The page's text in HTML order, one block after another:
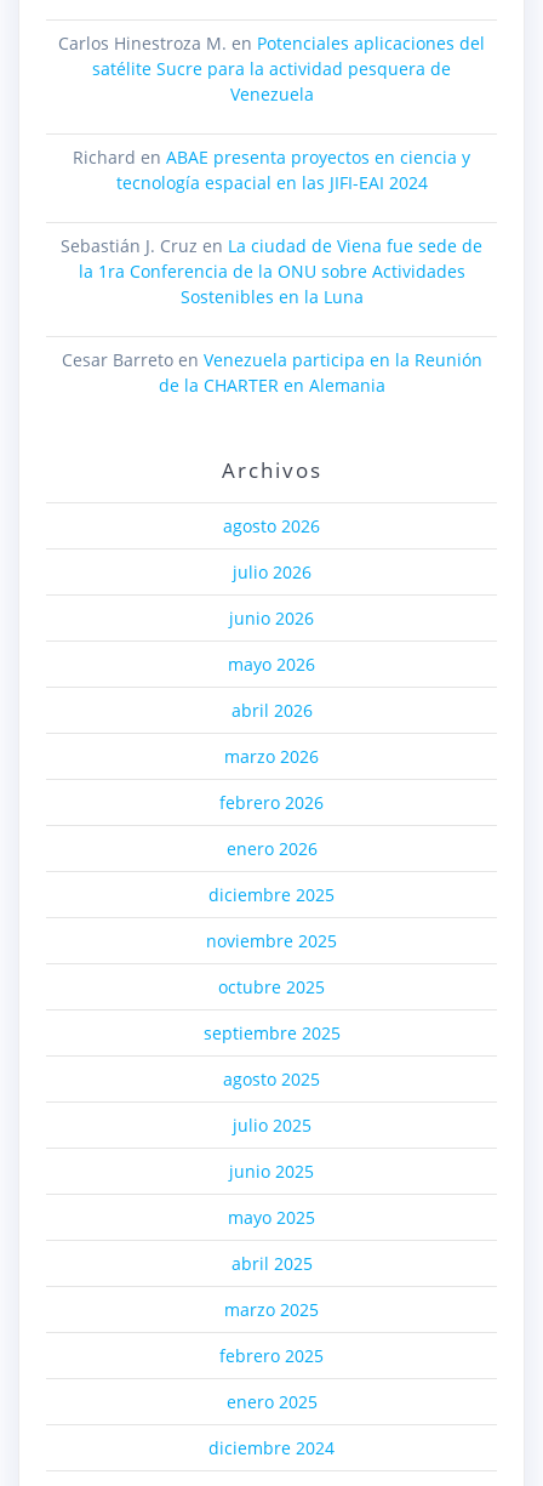
Carlos Hinestroza M. en Potenciales aplicaciones del
satélite Sucre para la actividad pesquera de
Venezuela
Richard en ABAE presenta proyectos en ciencia y
tecnología espacial en las JIFI-EAI 2024
Sebastián J. Cruz en La ciudad de Viena fue sede de
la 1ra Conferencia de la ONU sobre Actividades
Sostenibles en la Luna
Cesar Barretoen Venezuela participa en la Reunión
de la CHARTER en Alemania
Archivos
agosto 2026
julio 2026
junio 2026
mayo 2026
abril 2026
marzo 2026
febrero 2026
enero 2026
diciembre 2025
noviembre 2025
octubre 2025
septiembre 2025
agosto 2025
julio 2025
junio 2025
mayo 2025
abril 2025
marzo 2025
febrero 2025
enero 2025
diciembre 2024